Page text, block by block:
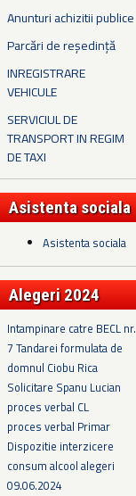
Anunturi achizitii publice
Parcări de reședință
INREGISTRARE
VEHICULE
SERVICIUL DE
TRANSPORT IN REGIM
DE TAXI
Asistenta sociala
Asistenta sociala
Alegeri 2024
Intampinare catre BECL nr.
7 Tandarei formulata de
domnul Ciobu Rica
Solicitare Spanu Lucian
proces verbal CL
proces verbal Primar
Dispozitie interzicere
consum alcool alegeri
09.06.2024